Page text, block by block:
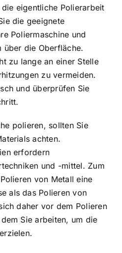
eigentliche Polierarbeit
die geeignete
Poliermaschine und
über die Oberfläche.
zu lange an einer Stelle
zu vermeiden.
und überprüfen Sie
polieren, sollten Sie
achten.
erfordern
und -mittel. Zum
von Metall eine
als das Polieren von
daher vor dem Polieren
Sie arbeiten, um die